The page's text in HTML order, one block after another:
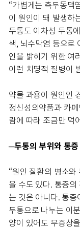
“가볍게는 측두동맥
이 원인이 돼 발생하
두통도 이차성 두통
색, 뇌수막염 등으로
인을 밝히기 위한 여
이런 치명적 질병이
약물 과용이 원인인
정신성의약품과 카
람에 따라 조금만 먹
─두통의 부위와 통
“원인 질환의 병소
을 수도 있다. 통증
는 것은 아니다. 통
두통으로 나누는 이
양이 있어도 무증상